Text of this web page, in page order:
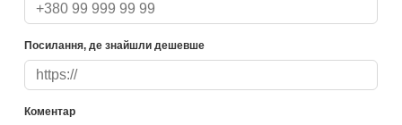
Посилання, де знайшли дешевше
Коментар